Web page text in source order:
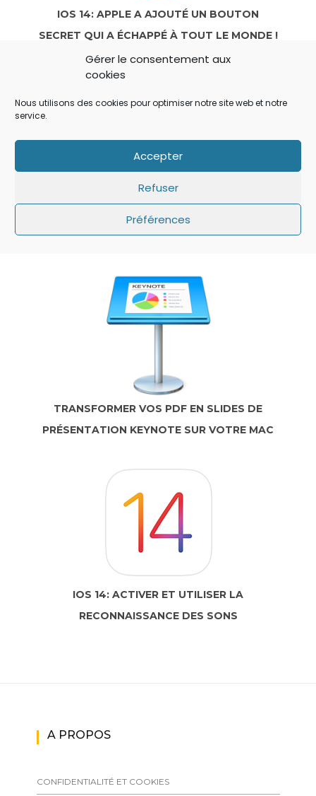
Gérer le consentement aux
cookies
Nous utilisons des cookies pour optimiser notre site web et notre
service.
Accepter
Refuser
Préférences
IOS 14: APPLE A AJOUTÉ UN BOUTON
SECRET QUI A ÉCHAPPÉ À TOUT LE MONDE !
PAS SUR L’ÉCRAN DE VERROUILLAGE ?
TRANSFORMER VOS PDF EN SLIDES DE
PRÉSENTATION KEYNOTE SUR VOTRE MAC
IOS 14: ACTIVER ET UTILISER LA
RECONNAISSANCE DES SONS
A PROPOS
CONFIDENTIALITÉ ET COOKIES